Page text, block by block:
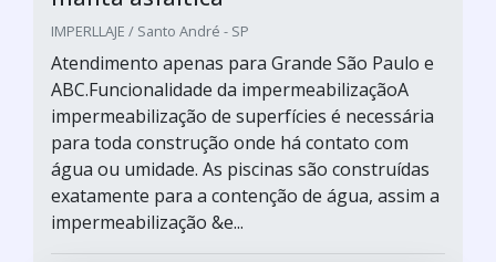
IMPERLLAJE / Santo André - SP
Atendimento apenas para Grande São Paulo e
ABC.Funcionalidade da impermeabilizaçãoA
impermeabilização de superfícies é necessária
para toda construção onde há contato com
água ou umidade. As piscinas são construídas
exatamente para a contenção de água, assim a
impermeabilização &e...